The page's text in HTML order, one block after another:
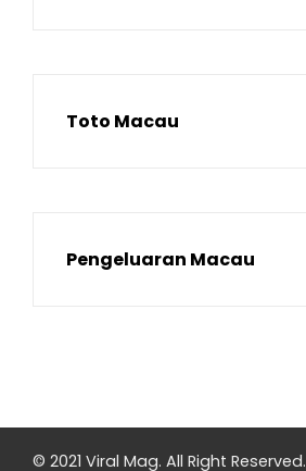
Toto Macau
Pengeluaran Macau
© 2021 Viral Mag. All Right Reserved.